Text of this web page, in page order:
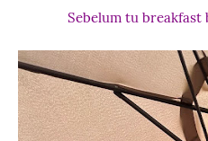
Sebelum tu breakfast